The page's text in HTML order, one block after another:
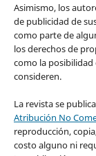
Asimismo, los
de publicidad de
como parte de
los derechos de
como la
consideren.
La revista se
Atribución No
reproducción,
costo alguno ni